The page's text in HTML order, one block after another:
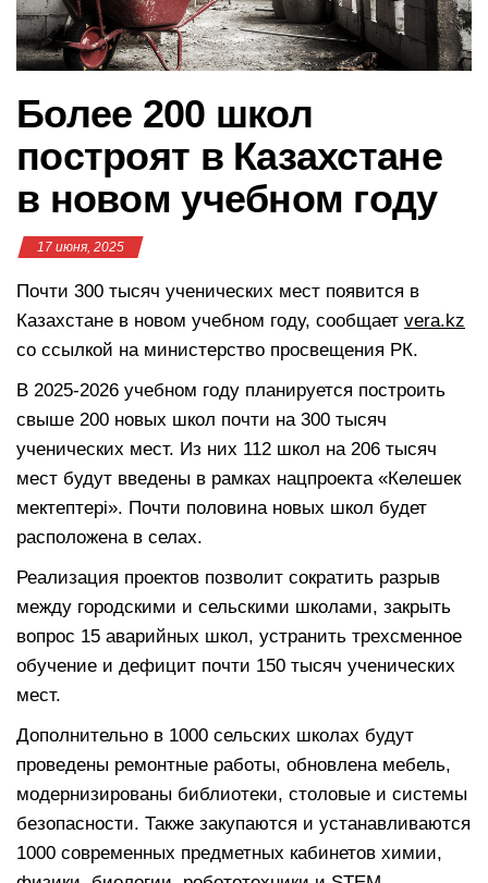
Более 200 школ
построят в Казахстане
в новом учебном году
17 июня, 2025
Почти 300 тысяч ученических мест появится в
Казахстане в новом учебном году, сообщает vera.kz
со ссылкой на министерство просвещения РК.
В 2025-2026 учебном году планируется построить
свыше 200 новых школ почти на 300 тысяч
ученических мест. Из них 112 школ на 206 тысяч
мест будут введены в рамках нацпроекта «Келешек
мектептері». Почти половина новых школ будет
расположена в селах.
Реализация проектов позволит сократить разрыв
между городскими и сельскими школами, закрыть
вопрос 15 аварийных школ, устранить трехсменное
обучение и дефицит почти 150 тысяч ученических
мест.
Дополнительно в 1000 сельских школах будут
проведены ремонтные работы, обновлена мебель,
модернизированы библиотеки, столовые и системы
безопасности. Также закупаются и устанавливаются
1000 современных предметных кабинетов химии,